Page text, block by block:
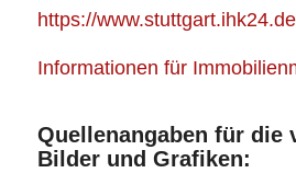
https://www.stuttgart.ihk24.de
Informationen für
Quellenangaben für die
Bilder und Grafiken: